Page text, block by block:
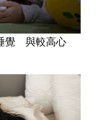
覺 與較高心